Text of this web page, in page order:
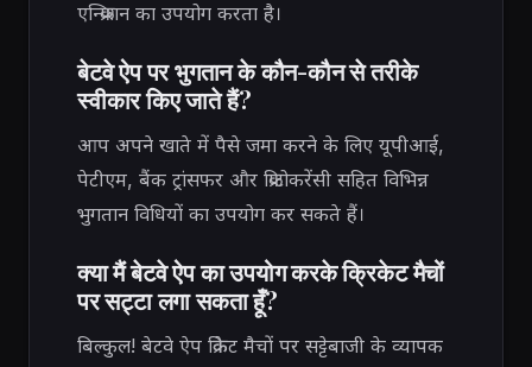
एन्क्रिप्शन का उपयोग करता है।
बेटवे ऐप पर भुगतान के कौन-कौन से तरीके
स्वीकार किए जाते हैं?
आप अपने खाते में पैसे जमा करने के लिए यूपीआई,
पेटीएम, बैंक ट्रांसफर और क्रिप्टोकरेंसी सहित विभिन्न
भुगतान विधियों का उपयोग कर सकते हैं।
क्या मैं बेटवे ऐप का उपयोग करके क्रिकेट मैचों
पर सट्टा लगा सकता हूँ?
बिल्कुल! बेटवे ऐप क्रिकेट मैचों पर सट्टेबाजी के व्यापक